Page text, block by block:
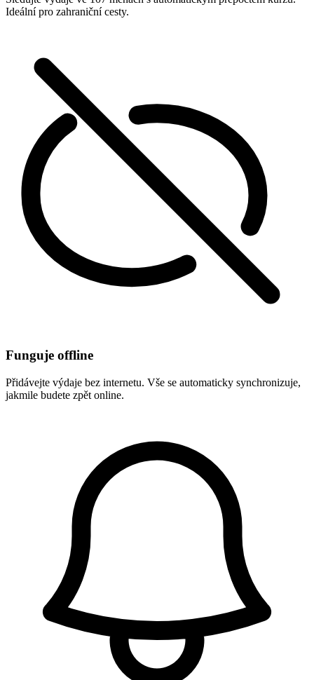
Ideální pro zahraniční cesty.
Funguje offline
Přidávejte výdaje bez internetu. Vše se automaticky synchronizuje,
jakmile budete zpět online.